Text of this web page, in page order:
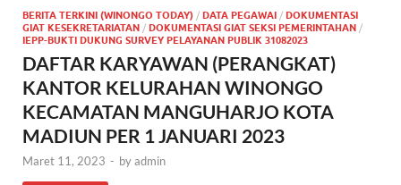
BERITA TERKINI (WINONGO TODAY) / DATA PEGAWAI / DOKUMENTASI
GIAT KESEKRETARIATAN / DOKUMENTASI GIAT SEKSI PEMERINTAHAN /
IEPP-BUKTI DUKUNG SURVEY PELAYANAN PUBLIK 31082023
DAFTAR KARYAWAN (PERANGKAT)
KANTOR KELURAHAN WINONGO
KECAMATAN MANGUHARJO KOTA
MADIUN PER 1 JANUARI 2023
Maret 11, 2023 - byadmin